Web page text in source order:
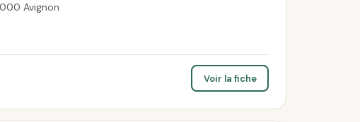
Avignon
Voir la fiche